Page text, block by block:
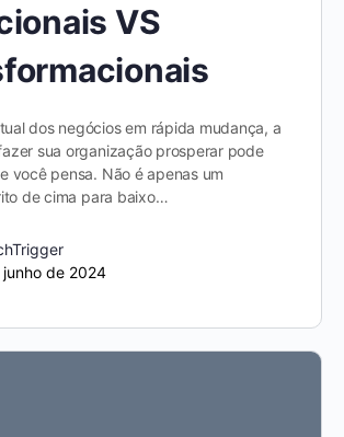
VS
dos negócios em rápida mudança, a
sua organização prosperar pode
você pensa. Não é apenas um
de cima para baixo…
de 2024